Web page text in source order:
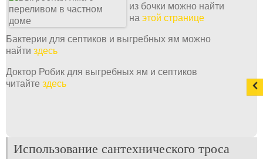
из бочки можно найти
на этой странице
Бактерии для септиков и выгребных ям можно
найти здесь
Доктор Робик для выгребных ям и септиков
читайте здесь
Использование сантехнического троса